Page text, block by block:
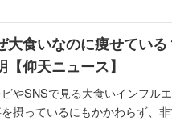
大食いなのに痩せてい
【仰天ニュース】
やSNSで見る大食いインフル
摂っているにもかかわらず、